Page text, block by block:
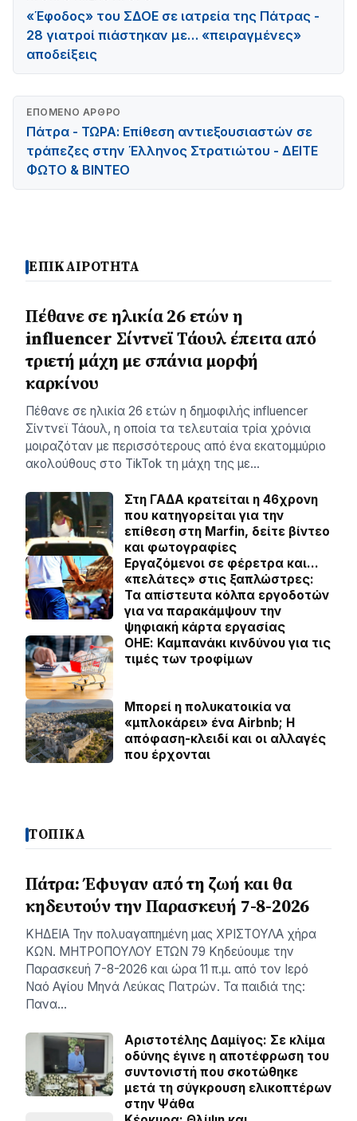
«Έφοδος» του ΣΔΟΕ σε ιατρεία της Πάτρας -
28 γιατροί πιάστηκαν με… «πειραγμένες»
αποδείξεις
ΕΠΌΜΕΝΟ ΆΡΘΡΟ
Πάτρα - ΤΩΡΑ: Επίθεση αντιεξουσιαστών σε
τράπεζες στην Έλληνος Στρατιώτου - ΔΕΙΤΕ
ΦΩΤΟ & ΒΙΝΤΕΟ
ΕΠΙΚΑΙΡΟΤΗΤΑ
Πέθανε σε ηλικία 26 ετών η
influencer Σίντνεϊ Τάουλ έπειτα από
τριετή μάχη με σπάνια μορφή
καρκίνου
Πέθανε σε ηλικία 26 ετών η δημοφιλής influencer
Σίντνεϊ Τάουλ, η οποία τα τελευταία τρία χρόνια
μοιραζόταν με περισσότερους από ένα εκατομμύριο
ακολούθους στο TikTok τη μάχη της με…
Στη ΓΑΔΑ κρατείται η 46χρονη
που κατηγορείται για την
επίθεση στη Marfin, δείτε βίντεο
και φωτογραφίες
Εργαζόμενοι σε φέρετρα και…
«πελάτες» στις ξαπλώστρες:
Τα απίστευτα κόλπα εργοδοτών
για να παρακάμψουν την
ψηφιακή κάρτα εργασίας
ΟΗΕ: Καμπανάκι κινδύνου για τις
τιμές των τροφίμων
Μπορεί η πολυκατοικία να
«μπλοκάρει» ένα Airbnb; Η
απόφαση-κλειδί και οι αλλαγές
που έρχονται
ΤΟΠΙΚΑ
Πάτρα: Έφυγαν από τη ζωή και θα
κηδευτούν την Παρασκευή 7-8-2026
ΚΗΔΕΙΑ Την πολυαγαπημένη μας ΧΡΙΣΤΟΥΛΑ χήρα
ΚΩΝ. ΜΗΤΡΟΠΟΥΛΟΥ ΕΤΩΝ 79 Κηδεύουμε την
Παρασκευή 7-8-2026 και ώρα 11 π.μ. από τον Ιερό
Ναό Αγίου Μηνά Λεύκας Πατρών. Τα παιδιά της:
Πανα…
Αριστοτέλης Δαμίγος: Σε κλίμα
οδύνης έγινε η αποτέφρωση του
συντονιστή που σκοτώθηκε
μετά τη σύγκρουση ελικοπτέρων
στην Ψάθα